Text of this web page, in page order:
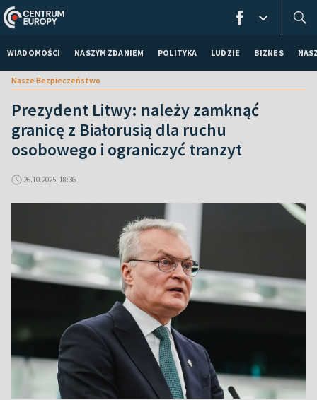
WIADOMOŚCI NASZYM ZDANIEM POLITYKA LUDZIE BIZNES
Nasze Bezpieczeństwo
Prezydent Litwy: należy zamknąć
granicę z Białorusią dla ruchu
osobowego i ograniczyć tranzyt
26.10.2025, 18:36